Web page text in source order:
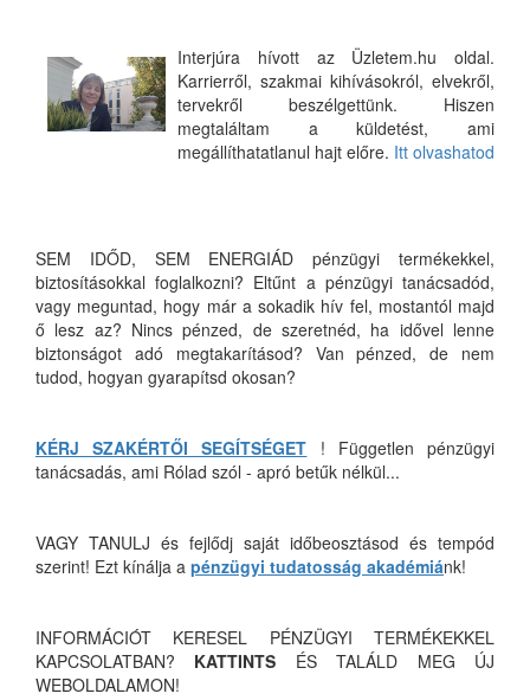
Interjúra hívott az Üzletem.hu oldal.
Karrierről, szakmai kihívásokról, elvekről,
tervekről beszélgettünk. Hiszen
megtaláltam a küldetést, ami
megállíthatatlanul hajt előre. Itt olvashatod
SEM IDŐD, SEM ENERGIÁD pénzügyi termékekkel,
biztosításokkal foglalkozni? Eltűnt a pénzügyi tanácsadód,
vagy meguntad, hogy már a sokadik hív fel, mostantól majd
ő lesz az? Nincs pénzed, de szeretnéd, ha idővel lenne
biztonságot adó megtakarításod? Van pénzed, de nem
tudod, hogyan gyarapítsd okosan?
KÉRJ SZAKÉRTŐI SEGÍTSÉGET ! Független pénzügyi
tanácsadás, ami Rólad szól - apró betűk nélkül...
VAGY TANULJ és fejlődj saját időbeosztásod és tempód
szerint! Ezt kínálja a pénzügyi tudatosság akadémiánk!
INFORMÁCIÓT KERESEL PÉNZÜGYI TERMÉKEKKEL
KAPCSOLATBAN? KATTINTS ÉS TALÁLD MEG ÚJ
WEBOLDALAMON!